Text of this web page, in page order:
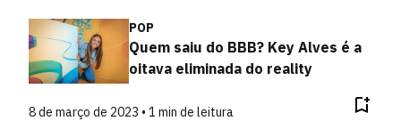
POP
Quem saiu do BBB? Key Alves é a
oitava eliminada do reality
8 de março de 2023 • 1 min de leitura